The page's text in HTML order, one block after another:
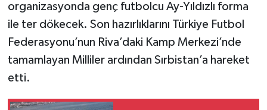
organizasyonda genç futbolcu Ay-Yıldızlı forma
ile ter dökecek. Son hazırlıklarını Türkiye Futbol
Federasyonu’nun Riva’daki Kamp Merkezi’nde
tamamlayan Milliler ardından Sırbistan’a hareket
etti.